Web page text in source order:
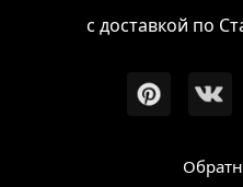
с доставкой по